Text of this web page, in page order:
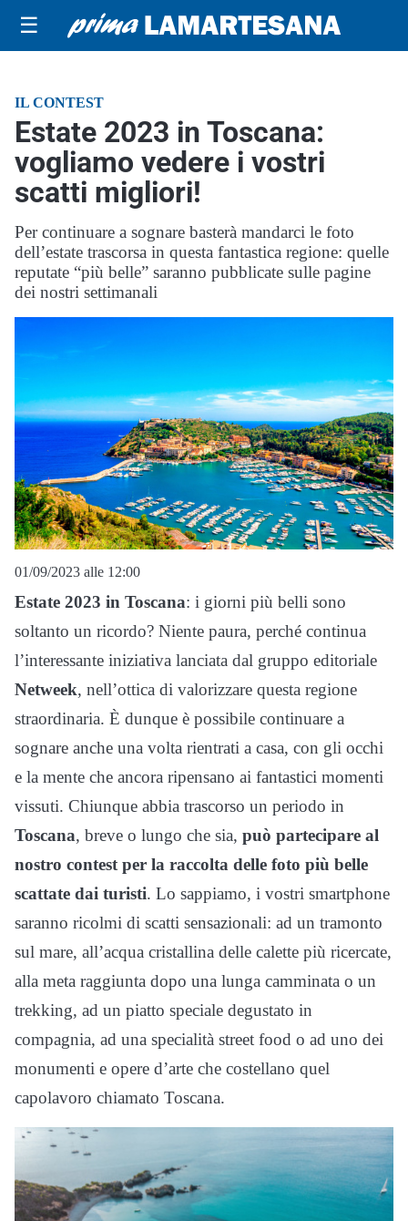
☰
IL CONTEST
Estate 2023 in Toscana:
vogliamo vedere i vostri
scatti migliori!
Per continuare a sognare basterà mandarci le foto
dell’estate trascorsa in questa fantastica regione: quelle
reputate “più belle” saranno pubblicate sulle pagine
dei nostri settimanali
01/09/2023 alle 12:00
Estate 2023 in Toscana: i giorni più belli sono
soltanto un ricordo? Niente paura, perché continua
l’interessante iniziativa lanciata dal gruppo editoriale
Netweek, nell’ottica di valorizzare questa regione
straordinaria. È dunque è possibile continuare a
sognare anche una volta rientrati a casa, con gli occhi
e la mente che ancora ripensano ai fantastici momenti
vissuti. Chiunque abbia trascorso un periodo in
Toscana, breve o lungo che sia, può partecipare al
nostro contest per la raccolta delle foto più belle
scattate dai turisti. Lo sappiamo, i vostri smartphone
saranno ricolmi di scatti sensazionali: ad un tramonto
sul mare, all’acqua cristallina delle calette più ricercate,
alla meta raggiunta dopo una lunga camminata o un
trekking, ad un piatto speciale degustato in
compagnia, ad una specialità street food o ad uno dei
monumenti e opere d’arte che costellano quel
capolavoro chiamato Toscana.